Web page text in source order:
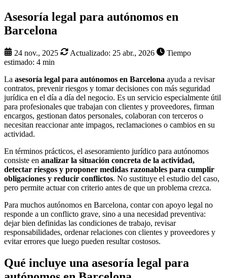
Asesoría legal para autónomos en
Barcelona
24 nov., 2025 Actualizado: 25 abr., 2026
Tiempo
estimado: 4 min
La asesoría legal para autónomos en Barcelona ayuda a revisar
contratos, prevenir riesgos y tomar decisiones con más seguridad
jurídica en el día a día del negocio. Es un servicio especialmente útil
para profesionales que trabajan con clientes y proveedores, firman
encargos, gestionan datos personales, colaboran con terceros o
necesitan reaccionar ante impagos, reclamaciones o cambios en su
actividad.
En términos prácticos, el asesoramiento jurídico para autónomos
consiste en analizar la situación concreta de la actividad,
detectar riesgos y proponer medidas razonables para cumplir
obligaciones y reducir conflictos. No sustituye el estudio del caso,
pero permite actuar con criterio antes de que un problema crezca.
Para muchos autónomos en Barcelona, contar con apoyo legal no
responde a un conflicto grave, sino a una necesidad preventiva:
dejar bien definidas las condiciones de trabajo, revisar
responsabilidades, ordenar relaciones con clientes y proveedores y
evitar errores que luego pueden resultar costosos.
Qué incluye una asesoría legal para